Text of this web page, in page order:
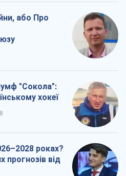
або Про
"Сокола":
хокеї
роках?
прогнозів від